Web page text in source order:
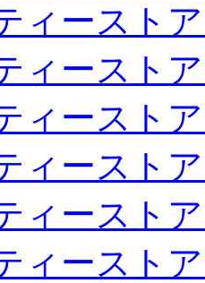
ィースト
ィースト
ィースト
ィースト
ィースト
ィースト